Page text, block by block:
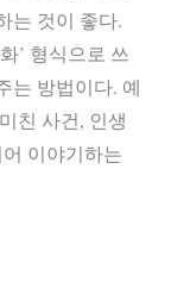
는 것이 좋다.
’ 형식으로 쓰
는 방법이다. 예
친 사건, 인생
이야기하는